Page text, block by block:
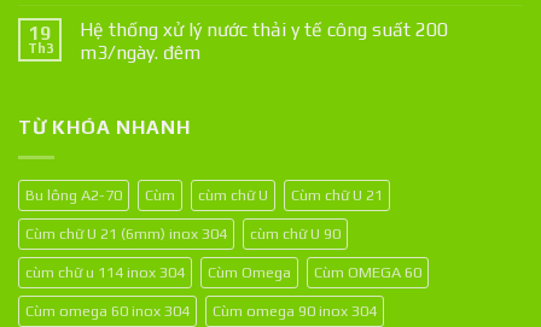
19
Th3
Hệ thống xử lý nước thải y tế công suất 200
m3/ngày. đêm
TỪ KHÓA NHANH
Bu lông A2-70 Cùm cùm chữ U Cùm chữ U 21
Cùm chữ U 21 (6mm) inox 304 cùm chữ U 90
cùm chữ u 114 inox 304 Cùm Omega Cùm OMEGA 60
Cùm omega 60 inox 304 Cùm omega 90 inox 304